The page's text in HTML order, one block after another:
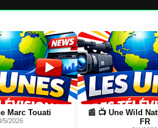
Nature Science
Page
📰 Logistique
Guadeloupe